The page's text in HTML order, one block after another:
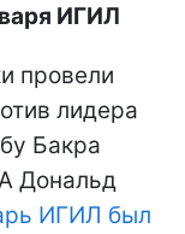
ИГИЛ
провели
лидера
Бакра
Дональд
ИГИЛ был